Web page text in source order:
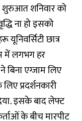
शनिवार को
ना हो इसको
छात्र
में लगभग हर
बिना एग्जाम लिए
प्रदर्शनकारी
इसके बाद लेफ्ट
के बीच मारपीट